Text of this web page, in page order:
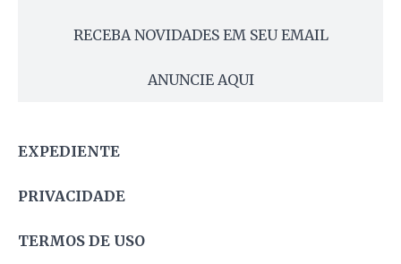
RECEBA NOVIDADES EM SEU EMAIL
ANUNCIE AQUI
EXPEDIENTE
PRIVACIDADE
TERMOS DE USO